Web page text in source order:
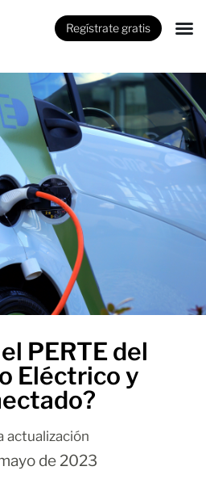
Regístrate gratis
PERTE del
Eléctrico y
actualización
de 2023